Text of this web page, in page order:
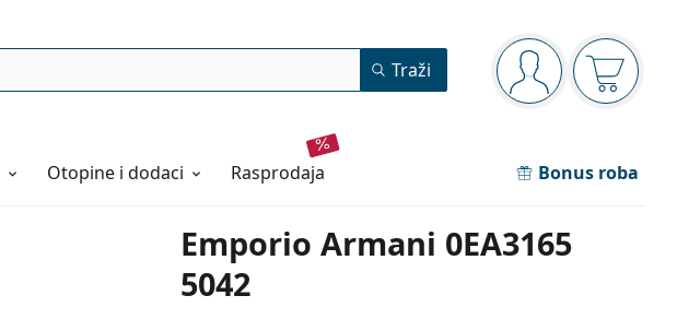
Navigacijska ploča
ste prijavljeni
Traži
Otopine i dodaci rasprodaja Bonus roba
Emporio Armani 0EA3165
5042